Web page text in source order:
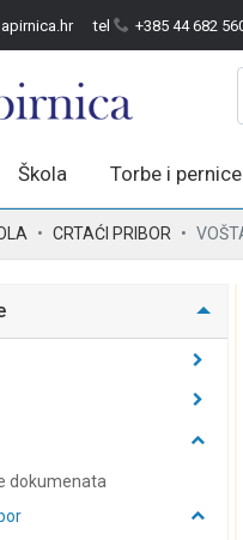
tel +385 44 682
Škola Torbe i pernice
CRTAĆI PRIBOR
dokumenata